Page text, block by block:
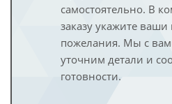
самостоятельно. В
заказу укажите
пожелания. Мы с
уточним детали и
готовности.